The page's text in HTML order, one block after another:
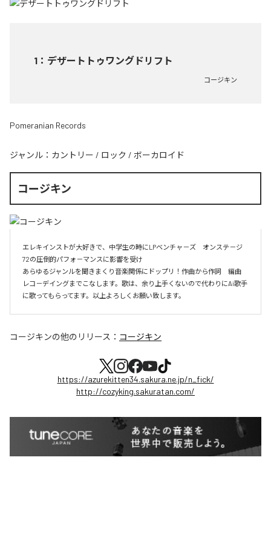
1 ： デザートトゥワングドリフト
コージキン
Pomeranian Records
ジャンル： カントリー / ロック / ボーカロイド
コージキン
エレキインストが大好きで、中学生の時にLPベンチャ－ズ　オンステ－ジ
72の圧倒的パフォ－マンスに影響を受け
あらゆるジャンルを聞きまくり音楽関係にドップリ！作曲から作詞　編曲
レコ－デイングまでこなします。歌は、余り上手くないので代わりにAi歌手
に歌ってもらってます。以上よろしくお願い致します。
コージキンの他のリリース： コージキン
https://azurekitten34.sakura.ne.jp/n_fick/
http://cozyking.sakuratan.com/